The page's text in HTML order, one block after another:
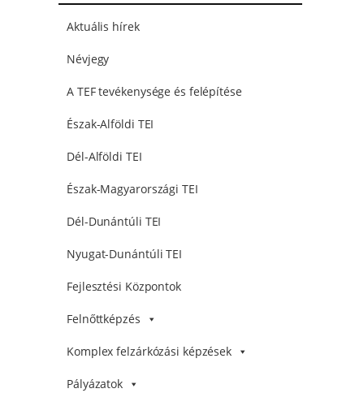
Aktuális hírek
Névjegy
A TEF tevékenysége és felépítése
Észak-Alföldi TEI
Dél-Alföldi TEI
Észak-Magyarországi TEI
Dél-Dunántúli TEI
Nyugat-Dunántúli TEI
Fejlesztési Központok
Felnőttképzés
Komplex felzárkózási képzések
Pályázatok